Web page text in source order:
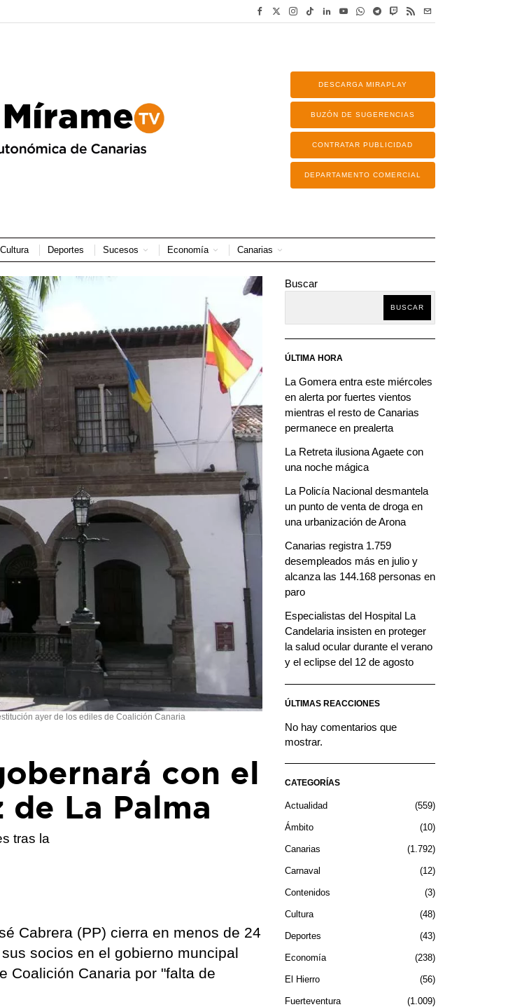
DESCARGA MIRAPLAY
BUZÓN DE SUGERENCIAS
CONTRATAR PUBLICIDAD
DEPARTAMENTO COMERCIAL
Cultura Deportes Sucesos Economía Canarias
ayer de los ediles de Coalición Canaria
con el
de La Palma
tras la
Cabrera (PP) cierra en menos de 24
socios en el gobierno muncipal
Coalición Canaria por "falta de
Buscar
BUSCAR
ÚLTIMA HORA
La Gomera entra este miércoles
en alerta por fuertes vientos
mientras el resto de Canarias
permanece en prealerta
La Retreta ilusiona Agaete con
una noche mágica
La Policía Nacional desmantela
un punto de venta de droga en
una urbanización de Arona
Canarias registra 1.759
desempleados más en julio y
alcanza las 144.168 personas en
paro
Especialistas del Hospital La
Candelaria insisten en proteger
la salud ocular durante el verano
y el eclipse del 12 de agosto
ÚLTIMAS REACCIONES
No hay comentarios que
mostrar.
CATEGORÍAS
Actualidad 559
Ámbito 10
Canarias 1.792
Carnaval 12
Contenidos 3
Cultura 48
Deportes 43
Economía 238
El Hierro 56
Fuerteventura 1.009